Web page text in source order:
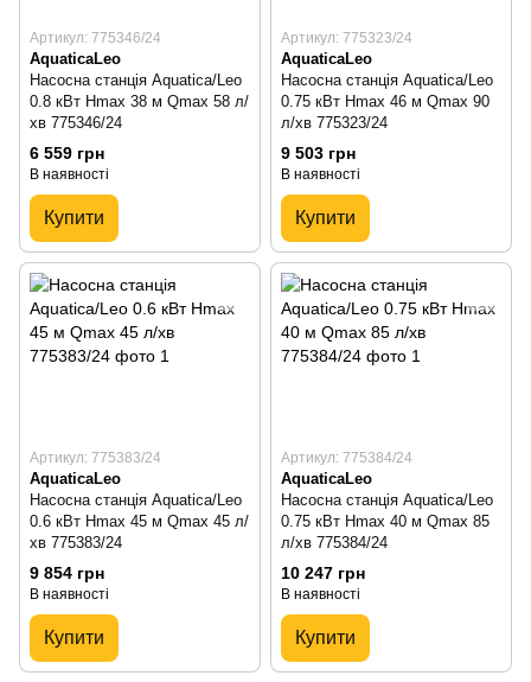
Артикул: 775346/24
AquaticaLeo
Насосна станція Aquatica/Leo
0.8 кВт Hmax 38 м Qmax 58 л/
хв 775346/24
6 559 грн
В наявності
Купити
Артикул: 775323/24
AquaticaLeo
Насосна станція Aquatica/Leo
0.75 кВт Hmax 46 м Qmax 90
л/хв 775323/24
9 503 грн
В наявності
Купити
Артикул: 775383/24
AquaticaLeo
Насосна станція Aquatica/Leo
0.6 кВт Hmax 45 м Qmax 45 л/
хв 775383/24
9 854 грн
В наявності
Купити
Артикул: 775384/24
AquaticaLeo
Насосна станція Aquatica/Leo
0.75 кВт Hmax 40 м Qmax 85
л/хв 775384/24
10 247 грн
В наявності
Купити